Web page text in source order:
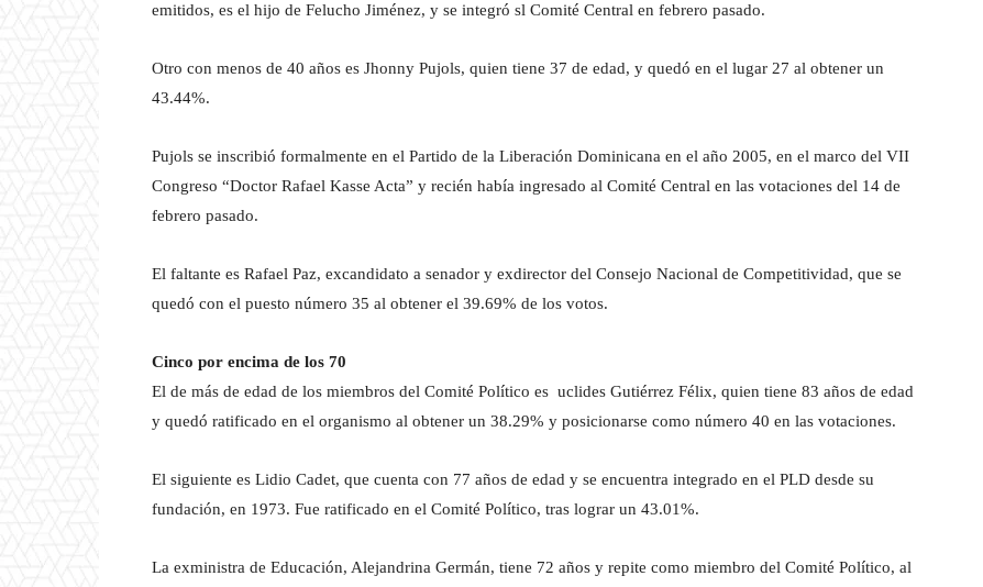
emitidos, es el hijo de Felucho Jiménez, y se integró sl Comité Central en febrero pasado.
Otro con menos de 40 años es Jhonny Pujols, quien tiene 37 de edad, y quedó en el lugar 27 al obtener un
43.44%.
Pujols se inscribió formalmente en el Partido de la Liberación Dominicana en el año 2005, en el marco del VII
Congreso “Doctor Rafael Kasse Acta” y recién había ingresado al Comité Central en las votaciones del 14 de
febrero pasado.
El faltante es Rafael Paz, excandidato a senador y exdirector del Consejo Nacional de Competitividad, que se
quedó con el puesto número 35 al obtener el 39.69% de los votos.
Cinco por encima de los 70
El de más de edad de los miembros del Comité Político es uclides Gutiérrez Félix, quien tiene 83 años de edad
y quedó ratificado en el organismo al obtener un 38.29% y posicionarse como número 40 en las votaciones.
El siguiente es Lidio Cadet, que cuenta con 77 años de edad y se encuentra integrado en el PLD desde su
fundación, en 1973. Fue ratificado en el Comité Político, tras lograr un 43.01%.
La exministra de Educación, Alejandrina Germán, tiene 72 años y repite como miembro del Comité Político, al